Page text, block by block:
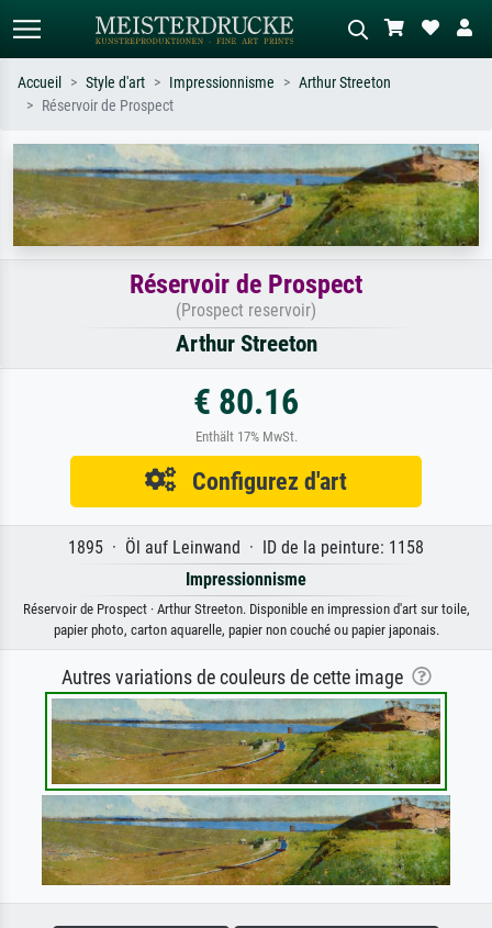
Recherchez par artiste, titre ou style –
ex. Monet, Nuit étoilée,
impressionnisme, vague de Hokusai,
Décrivez la scène – ex. prairie verte,
abstrait avec beaucoup de rouge,
tableau sombre, nu debout près d'un
arbre.
Accueil Style d'art Impressionnisme
Arthur Streeton
Réservoir de Prospect
Réservoir de Prospect
(Prospect reservoir)
Arthur Streeton
€ 80.16
Enthält 17% MwSt.
Configurez d'art
1895 · Öl auf Leinwand · ID de la peinture: 1158
Impressionnisme
Réservoir de Prospect · Arthur Streeton. Disponible en impression d'art sur toile,
papier photo, carton aquarelle, papier non couché ou papier japonais.
Autres variations de couleurs de cette image